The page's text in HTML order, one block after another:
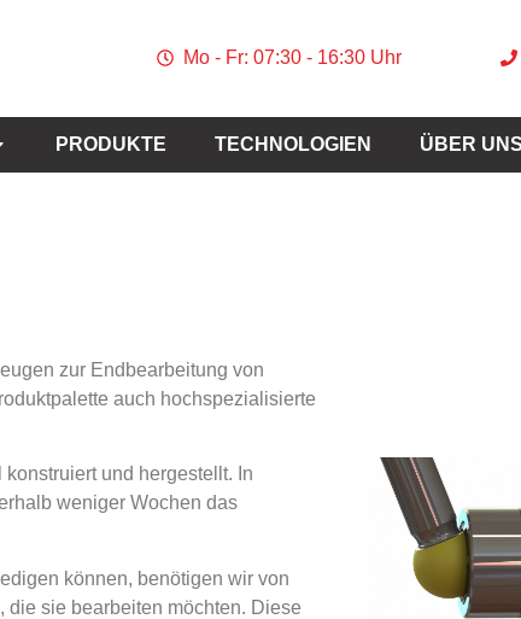
Mo - Fr: 07:30 - 16:30 Uhr
PRODUKTE TECHNOLOGIEN ÜBER UNS
zur Endbearbeitung von
auch hochspezialisierte
und hergestellt. In
weniger Wochen das
können, benötigen wir von
die sie bearbeiten möchten. Diese